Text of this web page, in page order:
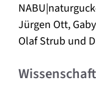
Jürgen Ott,
Olaf Strub und